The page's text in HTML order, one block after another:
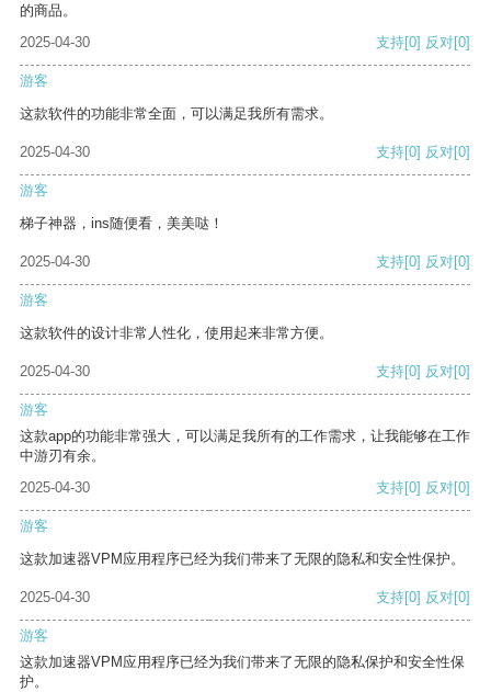
的商品。
2025-04-30
支持[0] 反对[0]
游客
这款软件的功能非常全面，可以满足我所有需求。
2025-04-30 支持[0] 反对[0]
游客
梯子神器，ins随便看，美美哒！
2025-04-30 支持[0] 反对[0]
游客
这款软件的设计非常人性化，使用起来非常方便。
2025-04-30 支持[0] 反对[0]
游客
这款app的功能非常强大，可以满足我所有的工作需求，让我能够在工作
中游刃有余。
2025-04-30
支持[0] 反对[0]
游客
这款加速器VPM应用程序已经为我们带来了无限的隐私和安全性保护。
2025-04-30 支持[0] 反对[0]
游客
这款加速器VPM应用程序已经为我们带来了无限的隐私保护和安全性保
护。